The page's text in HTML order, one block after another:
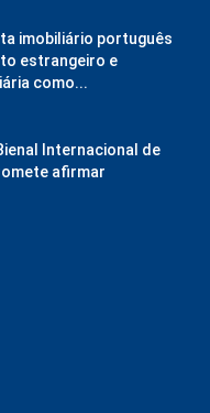
imobiliário português
estrangeiro e
como...
Internacional de
afirmar